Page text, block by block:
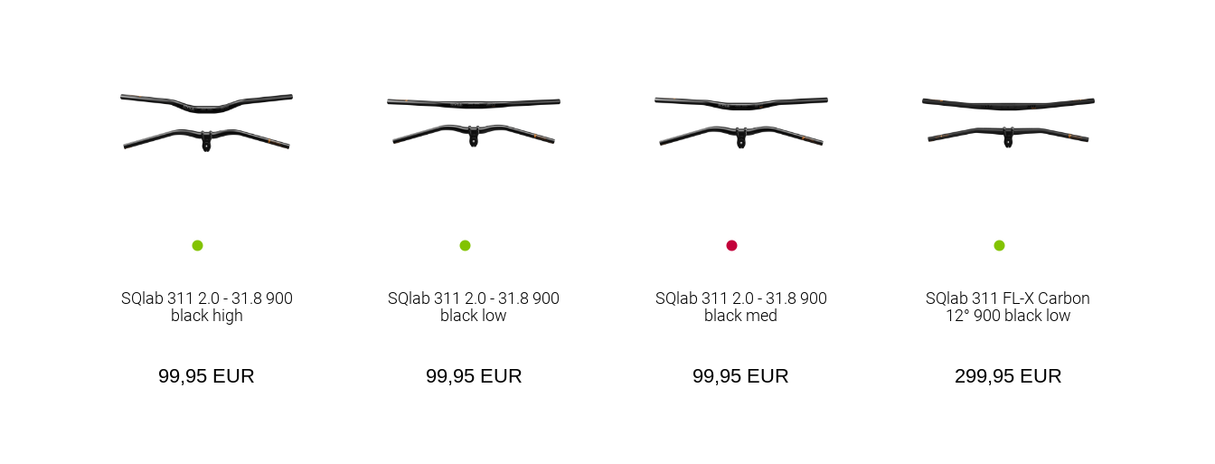
SQlab 311 2.0 - 31.8 900
black high
99,95 EUR
SQlab 311 2.0 - 31.8 900
black low
99,95 EUR
SQlab 311 2.0 - 31.8 900
black med
99,95 EUR
SQlab 311 FL-X Carbon
12° 900 black low
299,95 EUR